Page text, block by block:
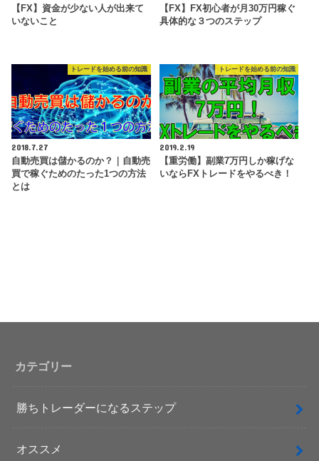
【FX】資金が少ない人が出来て
いないこと
【FX】FX初心者が月30万円稼ぐ
具体的な３つのステップ
トレードを始める前の知識
2018.7.27
自動売買は儲かるのか？｜自動売
買で稼ぐためのたった1つの方法
とは
トレードを始める前の知識
2019.2.19
【重労働】副業7万円しか稼げな
いならFXトレードをやるべき！
カテゴリー
勝ちトレーダーになるステップ
オススメ